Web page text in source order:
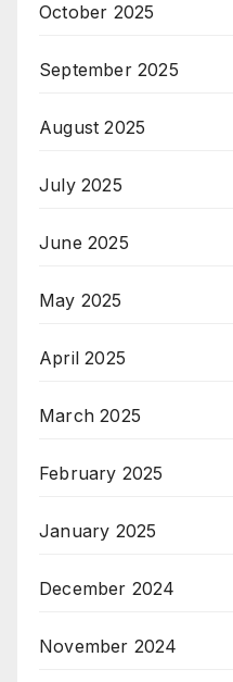
October 2025
September 2025
August 2025
July 2025
June 2025
May 2025
April 2025
March 2025
February 2025
January 2025
December 2024
November 2024